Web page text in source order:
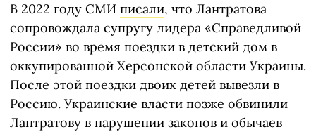
В 2022 году СМИ писали, что Лантратова
сопровождала супругу лидера «Справедливой
России» во время поездки в детский дом в
оккупированной Херсонской области Украины.
После этой поездки двоих детей вывезли в
Россию. Украинские власти позже обвинили
Лантратову в нарушении законов и обычаев